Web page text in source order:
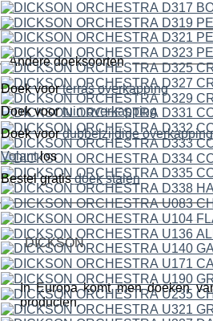
Andere doeksoorten
Doek voorterras overkapping
Doek voor
tuin overkapping
Doek voor
dubbelzijdige overkapping
Volantlos
Bestel gratis doek stalen
DICKSON
In Europa komt men doeken
producten.